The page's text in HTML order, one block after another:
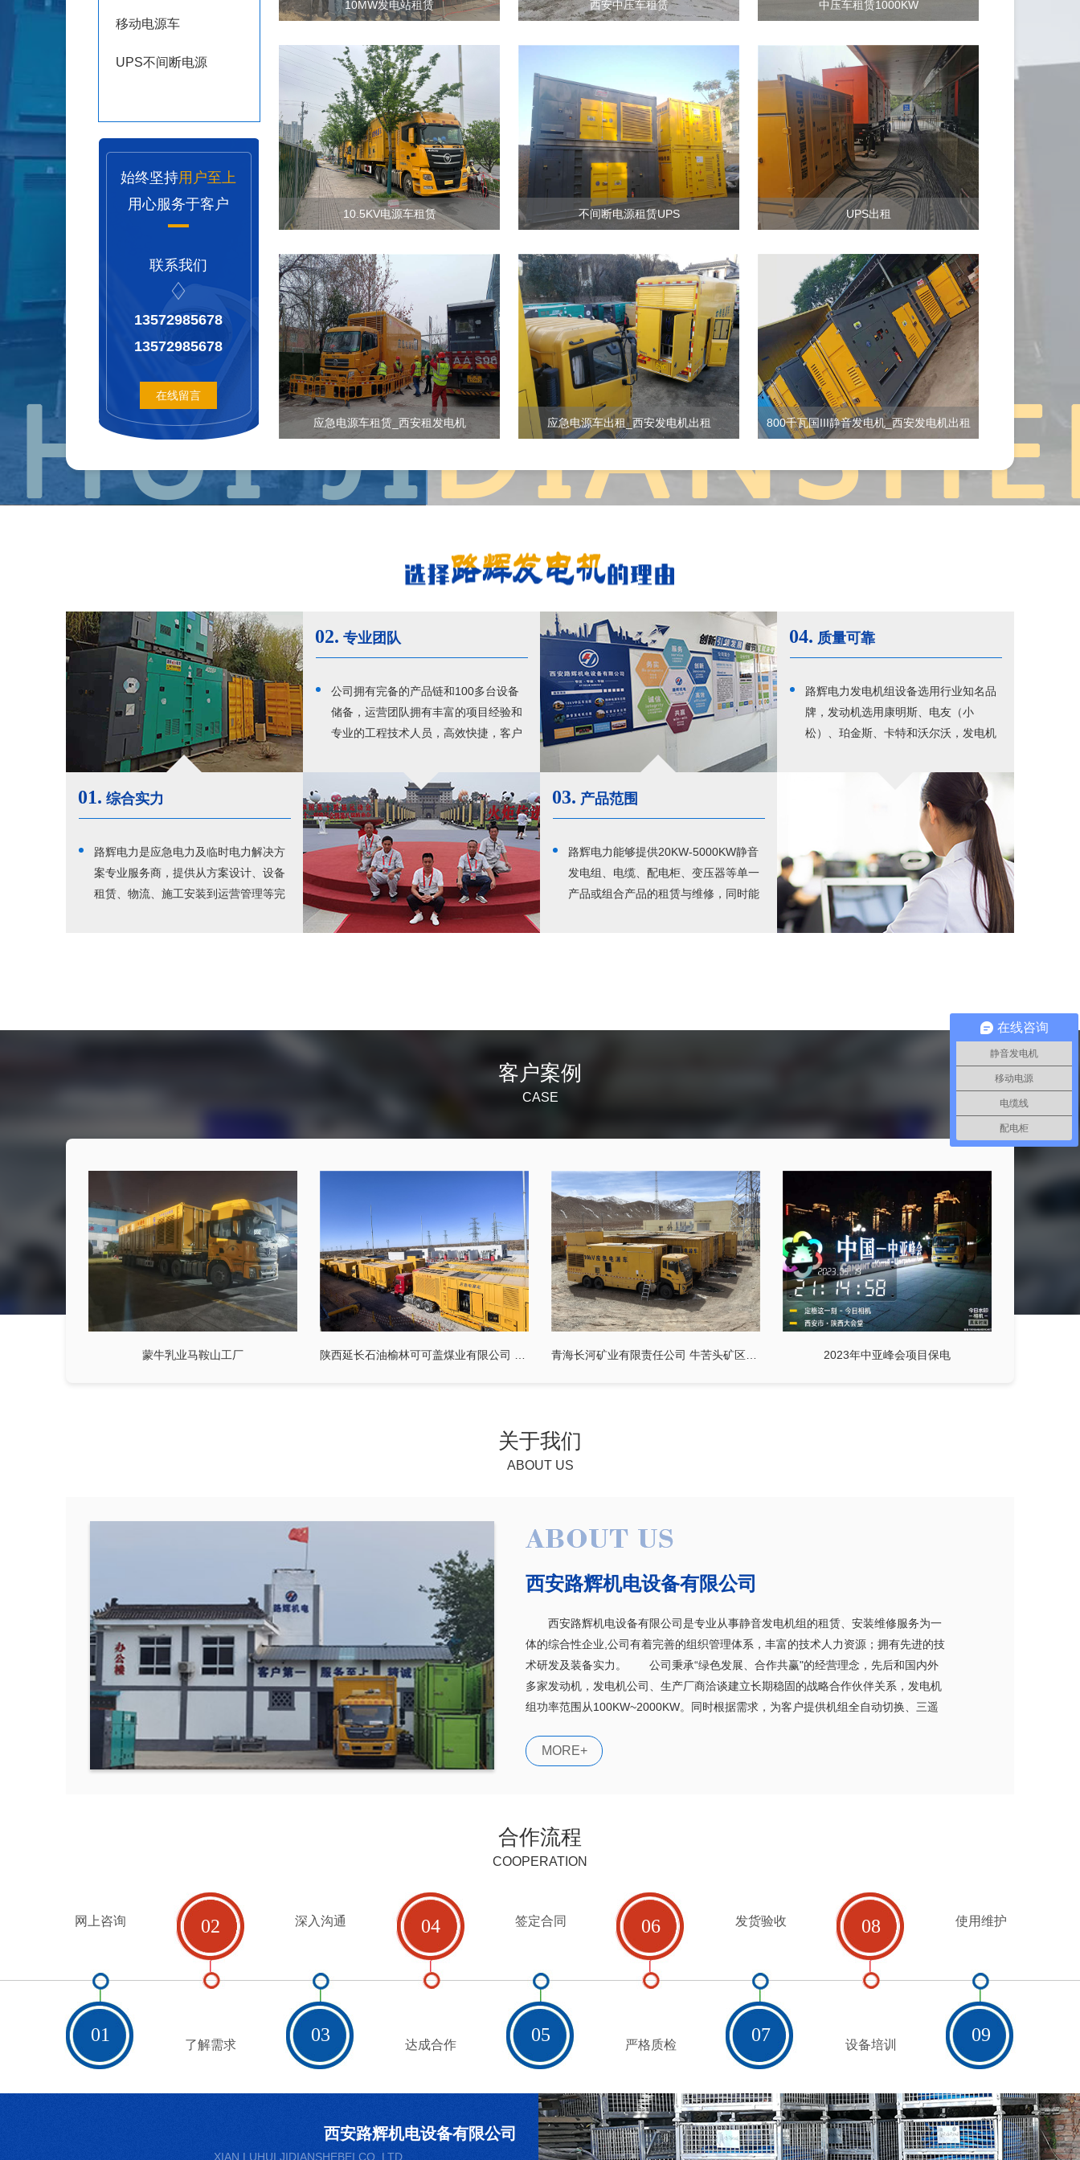
移动电源车
UPS不间断电源
始终坚持用户至上
用心服务于客户
联系我们
13572985678
13572985678
在线留言
10MW发电站租赁 西安中压车租赁 中压车租赁1000KW
10.5KV电源车租赁 不间断电源租赁UPS UPS出租
应急电源车租赁_西安租发电机 应急电源车出租_西安发电机出租 800千瓦国III静音发电机_西安发电机出租
01. 综合实力
路辉电力是应急电力及临时电力解决方
案专业服务商，提供从方案设计、设备
租赁、物流、施工安装到运营管理等完
02. 专业团队
公司拥有完备的产品链和100多台设备
储备，运营团队拥有丰富的项目经验和
专业的工程技术人员，高效快捷，客户
03. 产品范围
路辉电力能够提供20KW-5000KW静音
发电组、电缆、配电柜、变压器等单一
产品或组合产品的租赁与维修，同时能
04. 质量可靠
路辉电力发电机组设备选用行业知名品
牌，发动机选用康明斯、电友（小
松）、珀金斯、卡特和沃尔沃，发电机
三菱、ABB和施耐德等，强强联手，品
客户案例
CASE
蒙牛乳业马鞍山工厂 2023年中亚峰会项目保电
关于我们
ABOUT US
西安路辉机电设备有限公司
西安路辉机电设备有限公司是专业从事静音发电机组的租赁、安装维修服务为一
体的综合性企业,公司有着完善的组织管理体系，丰富的技术人力资源；拥有先进的技
术研发及装备实力。 公司秉承“绿色发展、合作共赢"的经营理念，先后和国内外
多家发动机，发电机公司、生产厂商洽谈建立长期稳固的战略合作伙伴关系，发电机
组功率范围从100KW~2000KW。同时根据需求，为客户提供机组全自动切换、三遥
MORE+
合作流程
COOPERATION
网上咨询
01
02
了解需求
深入沟通
03
04
达成合作
签定合同
05
06
严格质检
发货验收
07
08
设备培训
使用维护
09
西安路辉机电设备有限公司
XIAN LUHUI JIDIANSHEBEI CO. LTD
在线咨询
静音发电机
移动电源
电缆线
配电柜